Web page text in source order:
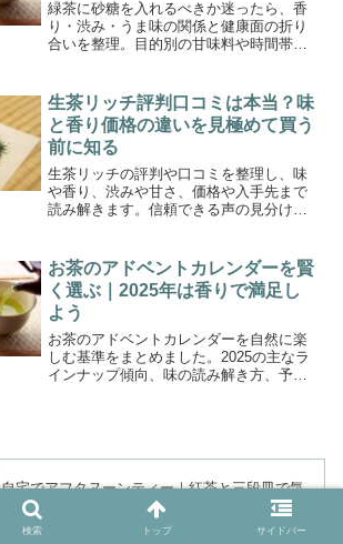
緑茶に砂糖を入れるべきか迷ったら、香
り・渋み・うま味の関係と健康面の折り
合いを整理。目的別の甘味料や時間帯別
ツを提案します。
生茶リッチ評判口コミは本当？味
と香り価格の違いを見極めて買う
前に知る
生茶リッチの評判や口コミを整理し、味
や香り、渋みや甘さ、価格や入手先まで
読み解きます。信頼できる声の見分け方
お茶のアドベントカレンダーを賢
く選ぶ｜2025年は香りで満足し
よう
お茶のアドベントカレンダーを自然に楽
しむ基準をまとめました。2025の主なラ
インナップ傾向、味の読み解き方、予約
自宅でアフタヌーンティー｜紅茶と三段皿で気
楽に整えて週末を楽しむ
検索 トップ サイドバー